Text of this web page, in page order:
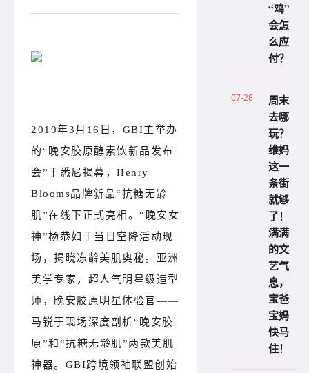
2019年3月16日，GBI主举办
的“晚安胶原酵素饮新品发布
会”于悉尼揭幕，Henry
Blooms品牌新品“抗糖无龄
肌”在线下正式亮相。“晚安女
神”杨恭如于当日空降活动现
场，揭晓冻龄美肌奥秘。亚洲
美学专家，超人气明星级造型
师，晚安胶原明星体验官——
马锐于现场深度剖析“晚安胶
原”和“抗糖无龄肌”两款美肌
神器。GBI跨境领袖联盟创始
“鸡”
会怎
么应
付？
07-28
周末
去哪
玩？
维妈
这一
条街
就够
了！
满满
的文
艺气
息，
宝爸
宝妈
快马
住！